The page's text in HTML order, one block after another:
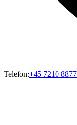
Telefon:+45 7210 8877